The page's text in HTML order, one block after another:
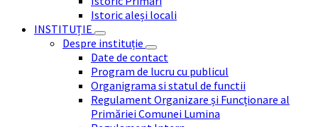
Istoric aleși locali
INSTITUȚIE
Despre instituție
Date de contact
Program de lucru cu publicul
Organigrama si statul de functii
Regulament Organizare și Funcționare al
Primăriei Comunei Lumina